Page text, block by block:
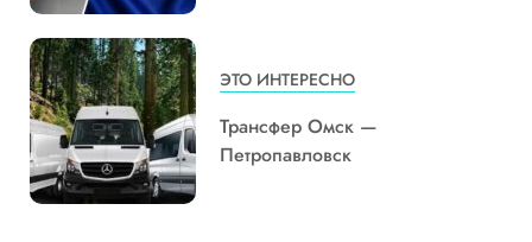
ЭТО ИНТЕРЕСНО
Трансфер Омск —
Петропавловск